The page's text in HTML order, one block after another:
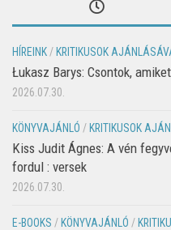
HÍREINK / KRITIKUSOK
Łukasz Barys: Csontok,
2026.07.30.
KÖNYVAJÁNLÓ / KRITIKUSOK
Kiss Judit Ágnes: A vén
fordul : versek
2026.07.30.
E-BOOKS / KÖNYVAJÁNLÓ /